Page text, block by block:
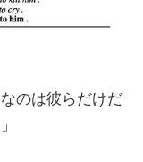
のは彼らだけだ